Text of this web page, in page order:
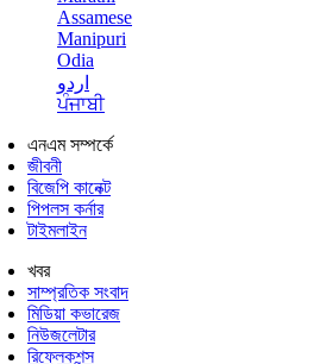
Assamese
Manipuri
Odia
اردو
ਪੰਜਾਬੀ
এনএম সম্পর্কে
জীবনী
বিজেপি কানেক্ট
পিপলস কর্নার
টাইমলাইন
খবর
সাম্প্রতিক সংবাদ
মিডিয়া কভারেজ
নিউজলেটার
রিফ্লেকশন্স